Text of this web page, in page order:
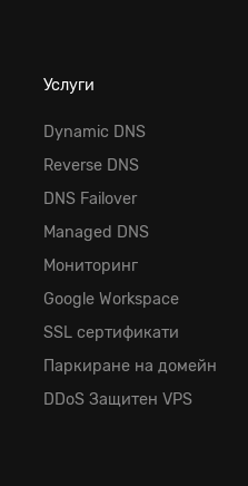
Услуги
Dynamic DNS
Reverse DNS
DNS Failover
Managed DNS
Мониторинг
Google Workspace
SSL сертификати
Паркиране на домейн
DDoS Защитен VPS